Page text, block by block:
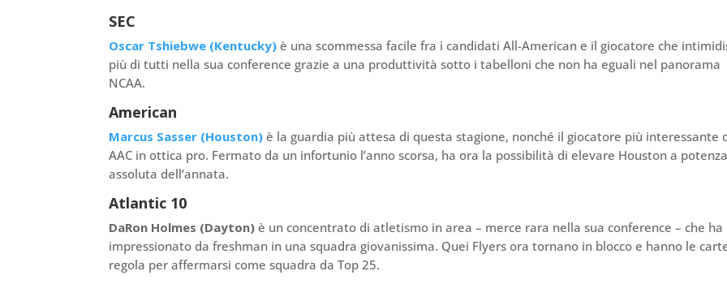
SEC
Oscar Tshiebwe (Kentucky) è una scommessa facile fra i candidati All-American e il giocatore che
più di tutti nella sua conference grazie a una produttività sotto i tabelloni che non ha eguali nel panorama
NCAA.
American
Marcus Sasser (Houston) è la guardia più attesa di questa stagione, nonché il giocatore più interessante
AAC in ottica pro. Fermato da un infortunio l’anno scorsa, ha ora la possibilità di elevare Houston a
assoluta dell’annata.
Atlantic 10
DaRon Holmes (Dayton) è un concentrato di atletismo in area – merce rara nella sua conference – che ha
impressionato da freshman in una squadra giovanissima. Quei Flyers ora tornano in blocco e hanno le
regola per affermarsi come squadra da Top 25.